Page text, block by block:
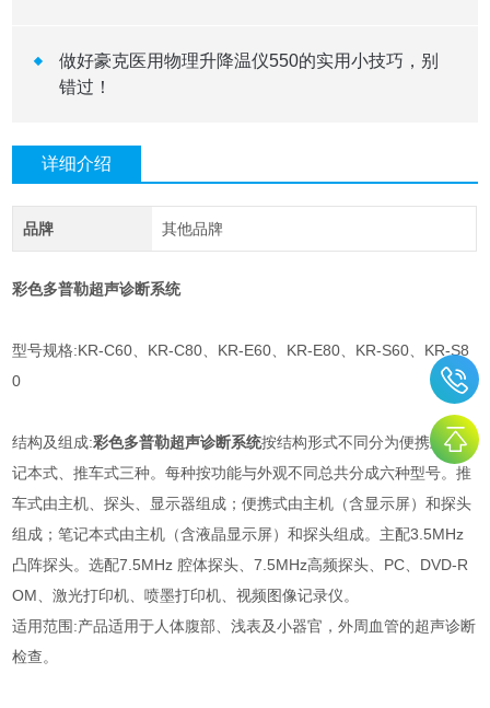
做好豪克医用物理升降温仪550的实用小技巧，别
错过！
详细介绍
品牌 其他品牌
彩色多普勒超声诊断系统
型号规格:KR-C60、KR-C80、KR-E60、KR-E80、KR-S60、KR-S8
0
结构及组成:彩色多普勒超声诊断系统按结构形式不同分为便携式、笔
记本式、推车式三种。每种按功能与外观不同总共分成六种型号。推
车式由主机、探头、显示器组成；便携式由主机（含显示屏）和探头
组成；笔记本式由主机（含液晶显示屏）和探头组成。主配3.5MHz
凸阵探头。选配7.5MHz 腔体探头、7.5MHz高频探头、PC、DVD-R
OM、激光打印机、喷墨打印机、视频图像记录仪。
适用范围:产品适用于人体腹部、浅表及小器官，外周血管的超声诊断
检查。